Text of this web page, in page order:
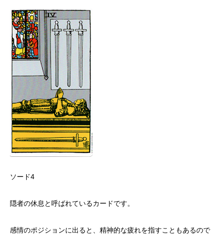
ソード4
隠者の休息と呼ばれているカードです。
感情のポジションに出ると、精神的な疲れを指すこともあるので